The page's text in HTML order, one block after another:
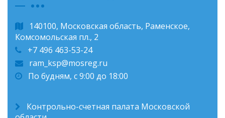
140100, Московская область, Раменское,
Комсомольская пл., 2
+7 496 463-53-24
ram_ksp@mosreg.ru
По будням, с 9:00 до 18:00
Контрольно-счетная палата Московской